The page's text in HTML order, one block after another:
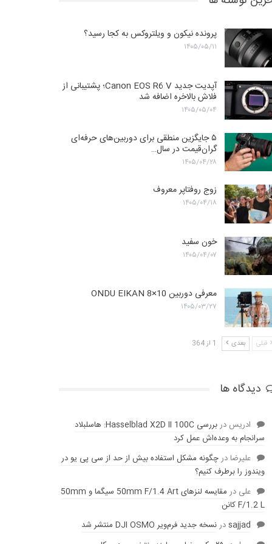
پرونده نیکون و ویلتروکس به کجا رسید؟
۱۴۰۵/۰۵/۱۱
آپدیت جدید Canon EOS R6 V؛ پشتیبانی از
فلاش بالاخره اضافه شد
۱۴۰۵/۰۵/۰۴
۵ جایگزین منطقی برای دوربین‌های حرفه‌ای
گران‌قیمت در سال…
۱۴۰۵/۰۴/۲۸
زوج روفتاپر معروف
۱۴۰۵/۰۴/۱۸
خون سفید
۱۴۰۵/۰۴/۰۷
معرفی دوربین ONDU EIKAN 8×10
۱۴۰۵/۰۳/۲۷
قبلی بعدی 1 از 364
دیدگاه ها
ادریس در
بررسی Hasselblad X2D II 100C: هاسلبلاد
سرانجام به وعده‌‌اش عمل کرد
عليرضادرچگونه مشکل استفاده بیش از حد از سی پی یو در
ویندوز را برطرف کنیم؟
علی در
مقایسه لنز‌های 50mm F/1.4 Art سیگما و 50mm
F/1.2 L کانن
sajjadدرنسخه جدید فرم‌ویر DJI OSMO منتشر شد